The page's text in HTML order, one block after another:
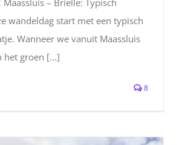
wandeldag start met een typisch
Wanneer we vanuit Maassluis
het groen [...]
8